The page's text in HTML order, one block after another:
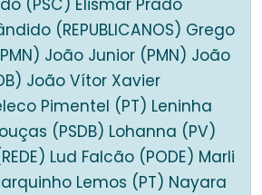
(PSC) Elismar Prado
(REPUBLICANOS) Grego
João Junior (PMN) João
João Vítor Xavier
Pimentel (PT) Leninha
(PSDB) Lohanna (PV)
Lud Falcão (PODE) Marli
Lemos (PT) Nayara